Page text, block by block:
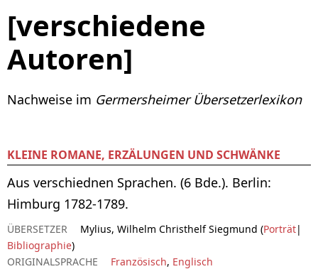
[verschiedene
Autoren]
Nachweise im Germersheimer Übersetzerlexikon
KLEINE ROMANE, ERZÄLUNGEN UND SCHWÄNKE
Aus verschiednen Sprachen. (6 Bde.). Berlin:
Himburg 1782-1789.
ÜBERSETZER Mylius, Wilhelm Christhelf Siegmund (Porträt|
Bibliographie)
ORIGINALSPRACHE
Französisch, Englisch